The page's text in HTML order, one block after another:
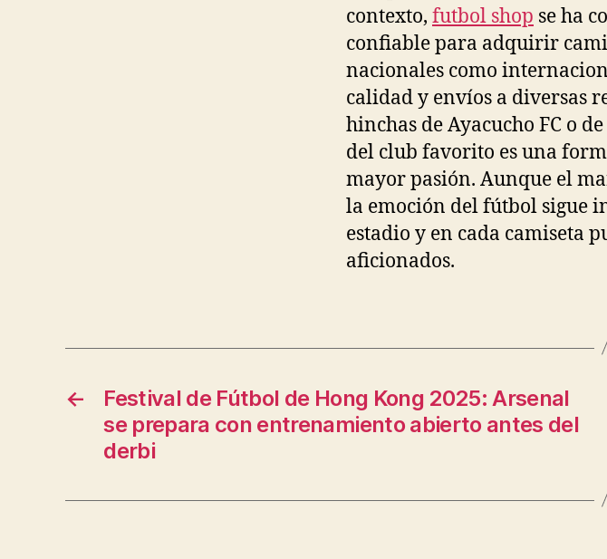
contexto, futbol shop se ha
confiable para adquirir
nacionales como
calidad y envíos a diversas
hinchas de Ayacucho FC o
del club favorito es una
mayor pasión. Aunque el
la emoción del fútbol sigue
estadio y en cada camiseta
aficionados.
←
Festival de Fútbol de Hong Kong 2025: Arsenal
se prepara con entrenamiento abierto antes del
derbi